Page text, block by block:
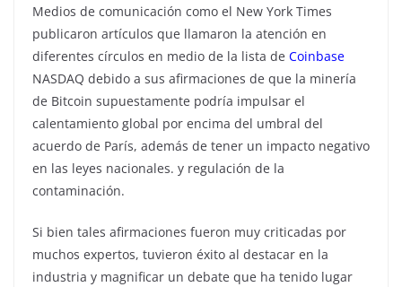
Medios de comunicación como el New York Times
publicaron artículos que llamaron la atención en
diferentes círculos en medio de la lista de Coinbase
NASDAQ debido a sus afirmaciones de que la minería
de Bitcoin supuestamente podría impulsar el
calentamiento global por encima del umbral del
acuerdo de París, además de tener un impacto negativo
en las leyes nacionales. y regulación de la
contaminación.
Si bien tales afirmaciones fueron muy criticadas por
muchos expertos, tuvieron éxito al destacar en la
industria y magnificar un debate que ha tenido lugar